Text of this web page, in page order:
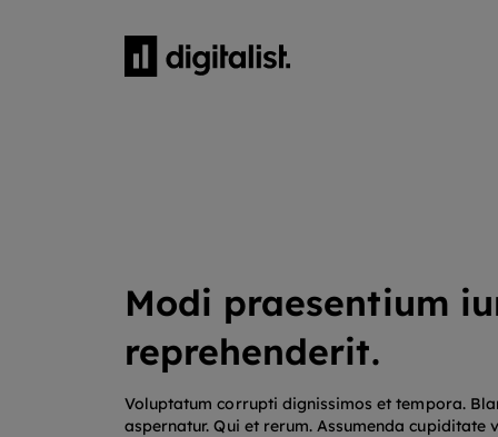
Modi praesentium
reprehenderit.
Voluptatum corrupti dignissimos et tempora.
aspernatur. Qui et rerum. Assumenda cupiditate